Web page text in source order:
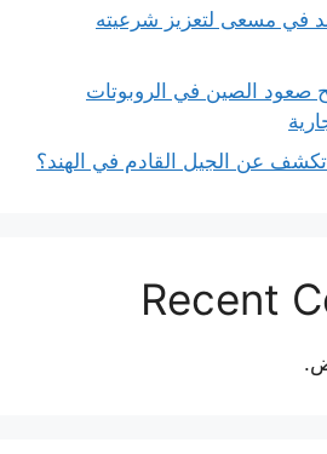
في مسعى لتعزيز شرعيته
صعود الصين في الروبوتات
Recent